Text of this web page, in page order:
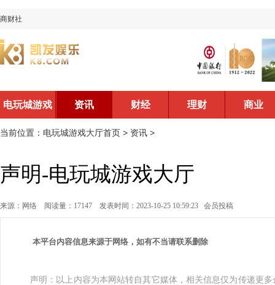
商财社
电玩城游戏
大厅首页
资讯 财经 理财 商业
当前位置： 电玩城游戏大厅首页 > 资讯 >
声明-电玩城游戏大厅
来源：网络 阅读量：17147 发表时间：2023-10-25 10:59:23 会员投稿
本平台内容信息来源于网络，如有不当请联系删除
声明：以上内容为本网站转自其它媒体，相关信息仅为传递更